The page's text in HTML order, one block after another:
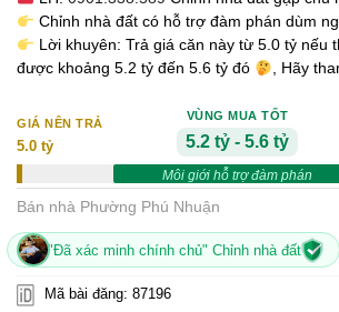
Chỉnh nhà đất có hỗ trợ đàm phán dùm
Lời khuyên: Trả giá căn này từ 5.0 tỷ nếu
được khoảng 5.2 tỷ đến 5.6 tỷ đó
, Hãy
GIÁ NÊN TRẢ
5.0 tỷ
VÙNG MUA TỐT
5.2 tỷ - 5.6 tỷ
Môi giới hỗ trợ đàm phán
Bán nhà Phường Phú Nhuận
"Đã xác minh chính chủ" Chỉnh nhà đất
Mã bài đăng: 87196